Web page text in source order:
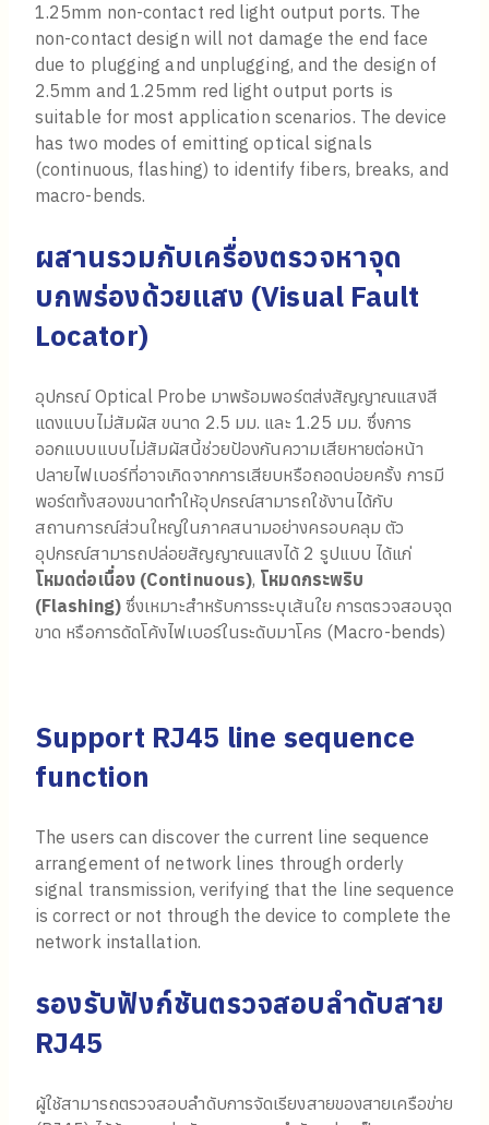
1.25mm non-contact red light output ports. The
non-contact design will not damage the end face
due to plugging and unplugging, and the design of
2.5mm and 1.25mm red light output ports is
suitable for most application scenarios. The device
has two modes of emitting optical signals
(continuous, flashing) to identify fibers, breaks, and
macro-bends.
ผสานรวมกับเครื่องตรวจหาจุด
บกพร่องด้วยแสง (Visual Fault
Locator)
อุปกรณ์ Optical Probe มาพร้อมพอร์ตส่งสัญญาณแสงสี
แดงแบบไม่สัมผัส ขนาด 2.5 มม. และ 1.25 มม. ซึ่งการ
ออกแบบแบบไม่สัมผัสนี้ช่วยป้องกันความเสียหายต่อหน้า
ปลายไฟเบอร์ที่อาจเกิดจากการเสียบหรือถอดบ่อยครั้ง การมี
พอร์ตทั้งสองขนาดทำให้อุปกรณ์สามารถใช้งานได้กับ
สถานการณ์ส่วนใหญ่ในภาคสนามอย่างครอบคลุม ตัว
อุปกรณ์สามารถปล่อยสัญญาณแสงได้ 2 รูปแบบ ได้แก่
โหมดต่อเนื่อง (Continuous), โหมดกระพริบ
(Flashing)ซึ่งเหมาะสำหรับการระบุเส้นใย การตรวจสอบจุด
ขาด หรือการดัดโค้งไฟเบอร์ในระดับมาโคร (Macro-bends)
Support RJ45 line sequence
function
The users can discover the current line sequence
arrangement of network lines through orderly
signal transmission, verifying that the line sequence
is correct or not through the device to complete the
network installation.
รองรับฟังก์ชันตรวจสอบลำดับสาย
RJ45
ผู้ใช้สามารถตรวจสอบลำดับการจัดเรียงสายของสายเครือข่าย